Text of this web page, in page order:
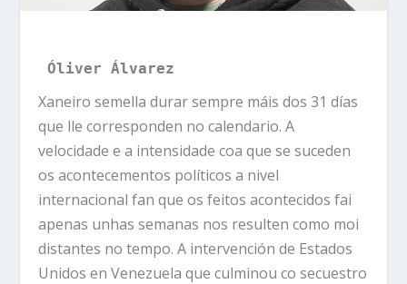
Óliver Álvarez
Xaneiro semella durar sempre máis dos 31 días
que lle corresponden no calendario. A
velocidade e a intensidade coa que se suceden
os acontecementos políticos a nivel
internacional fan que os feitos acontecidos fai
apenas unhas semanas nos resulten como moi
distantes no tempo. A intervención de Estados
Unidos en Venezuela que culminou co secuestro